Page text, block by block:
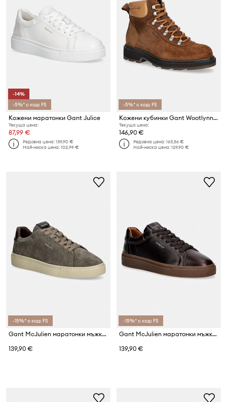
-14%
-5%* с код: FS
Кожени маратонки Gant Julice
Текуща цена:
87,99 €
Редовна цена:139,90 €
Най-ниска цена:102,99 €
-5%* с код: FS
Кожени кубинки Gant Wootlynne
Текуща цена:
146,90 €
Редовна цена:163,56 €
Най-ниска цена:129,90 €
-15%* с код: FS
Gant McJulien маратонки мъжки от велур
139,90 €
-15%* с код: FS
Gant McJulien маратонки мъжки от кожа
139,90 €